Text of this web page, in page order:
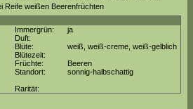
Reife weißen Beerenfrüchten
Immergrün:
ja
Duft:
Blüte:
weiß, weiß-creme, weiß-gelblich
Blütezeit:
Früchte:
Beeren
Standort:
sonnig-halbschattig
Rarität: